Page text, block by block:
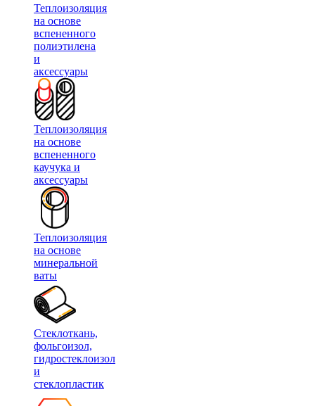
Теплоизоляция
на основе
вспененного
полиэтилена
и
аксессуары
Теплоизоляция
на основе
вспененного
каучука и
аксессуары
Теплоизоляция
на основе
минеральной
ваты
Стеклоткань,
фольгоизол,
гидростеклоизол
и
стеклопластик